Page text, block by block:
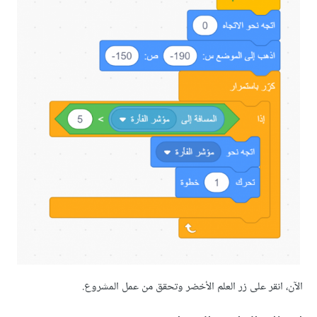
على زر العلم الأخضر وتحقق من عمل المشروع.